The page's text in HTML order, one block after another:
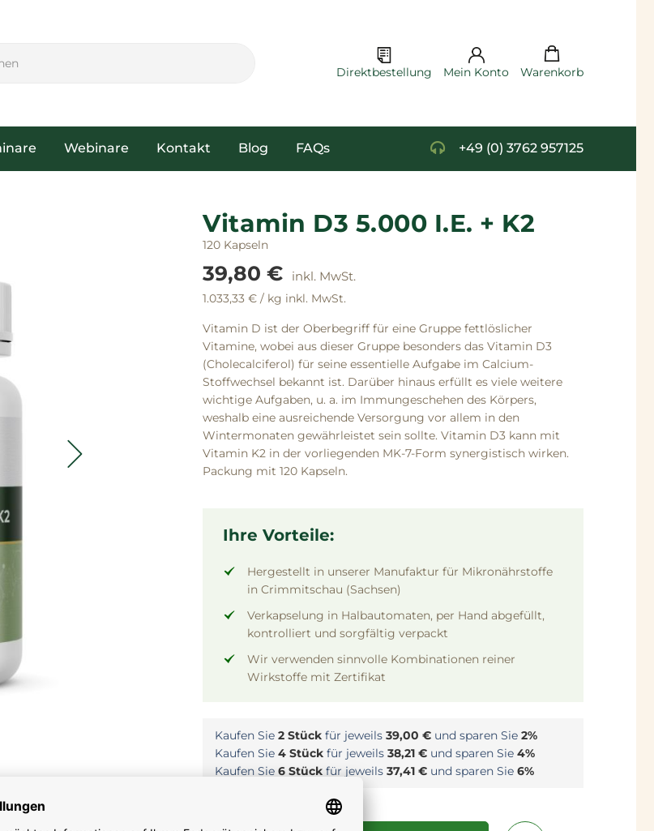
Direktbestellung Mein Konto
Warenkorb
Webinare Kontakt Blog FAQs +49 (0) 3762 957125
Vitamin D3 5.000 I.E. + K2
120 Kapseln
39,80 €
1.033,33 € / kg inkl. MwSt.
Vitamin D ist der Oberbegriff für eine Gruppe fettlöslicher
Vitamine, wobei aus dieser Gruppe besonders das Vitamin D3
(Cholecalciferol) für seine essentielle Aufgabe im Calcium-
Stoffwechsel bekannt ist. Darüber hinaus erfüllt es viele weitere
wichtige Aufgaben, u. a. im Immungeschehen des Körpers,
weshalb eine ausreichende Versorgung vor allem in den
Wintermonaten gewährleistet sein sollte. Vitamin D3 kann mit
Vitamin K2 in der vorliegenden MK-7-Form synergistisch wirken.
Packung mit 120 Kapseln.
Ihre Vorteile:
Hergestellt in unserer Manufaktur für Mikronährstoffe
in Crimmitschau (Sachsen)
Verkapselung in Halbautomaten, per Hand abgefüllt,
kontrolliert und sorgfältig verpackt
Wir verwenden sinnvolle Kombinationen reiner
Wirkstoffe mit Zertifikat
Kaufen Sie 2 Stück für jeweils 39,00 € und sparen Sie 2%
Kaufen Sie 4 Stück für jeweils 38,21 € und sparen Sie 4%
Kaufen Sie 6 Stück für jeweils 37,41 € und sparen Sie 6%